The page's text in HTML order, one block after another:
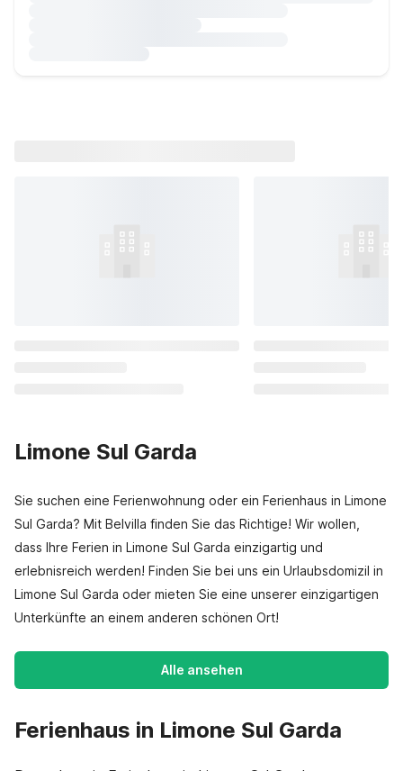
Limone Sul Garda
Sie suchen eine Ferienwohnung oder ein Ferienhaus in Limone
Sul Garda? Mit Belvilla finden Sie das Richtige! Wir wollen,
dass Ihre Ferien in Limone Sul Garda einzigartig und
erlebnisreich werden! Finden Sie bei uns ein Urlaubsdomizil in
Limone Sul Garda oder mieten Sie eine unserer einzigartigen
Unterkünfte an einem anderen schönen Ort!
Alle ansehen
Ferienhaus in Limone Sul Garda